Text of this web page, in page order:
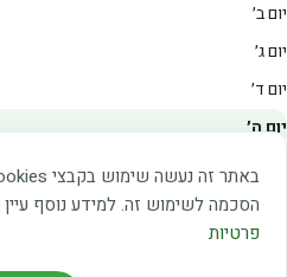
הסכמה לשימוש זה. למידע נוסף עיין
פרטיות
יום ב׳
יום ג׳
יום ד׳
יום ה׳
שבת